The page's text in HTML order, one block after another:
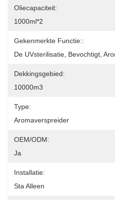
Oliecapaciteit:
1000ml*2
Gekenmerkte Functie::
De UVsterilisatie, Bevochtigt,
Dekkingsgebied:
10000m3
Type:
Aromaverspreider
OEM/ODM:
Ja
Installatie:
Sta Alleen